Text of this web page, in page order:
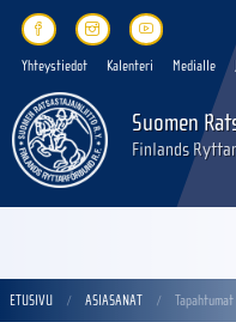
Yhteystiedot Kalenteri Medialle
Suomen
Finlands
ETUSIVU ASIASANAT Tapahtumat